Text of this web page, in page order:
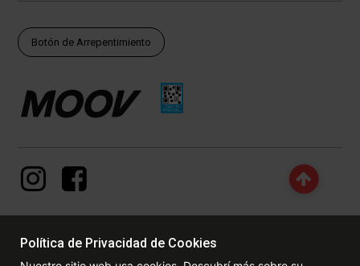
Botón de Arrepentimiento
Política de Privacidad de Cookies